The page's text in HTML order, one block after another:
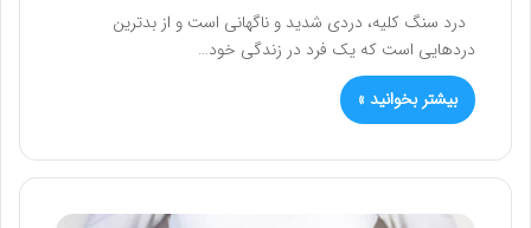
درد سنگ کلیه، دردی شدید و ناگهانی است و از بدترین
دردهایی است که یک فرد در زندگی خود…
بیشتر بخوانید »